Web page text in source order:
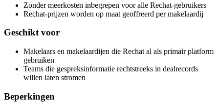
Zonder meerkosten inbegrepen voor alle Rechat-gebruikers
Rechat-prijzen worden op maat geoffreerd per makelaardij
Geschikt voor
Makelaars en makelaardijen die Rechat al als primair platform
gebruiken
Teams die gespreksinformatie rechtstreeks in dealrecords
willen laten stromen
Beperkingen